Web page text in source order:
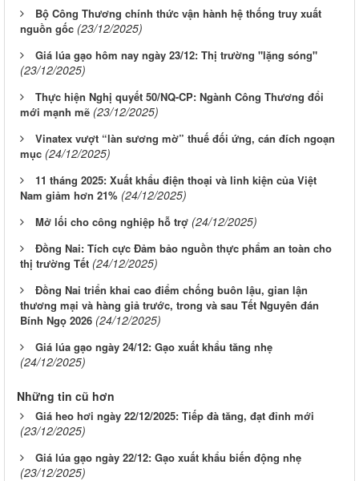
Bộ Công Thương chính thức vận hành hệ thống truy xuất
nguồn gốc (23/12/2025)
Giá lúa gạo hôm nay ngày 23/12: Thị trường "lặng sóng"
(23/12/2025)
Thực hiện Nghị quyết 50/NQ-CP: Ngành Công Thương đổi
mới mạnh mẽ (23/12/2025)
Vinatex vượt “làn sương mờ” thuế đối ứng, cán đích ngoạn
mục (24/12/2025)
11 tháng 2025: Xuất khẩu điện thoại và linh kiện của Việt
Nam giảm hơn 21% (24/12/2025)
Mở lối cho công nghiệp hỗ trợ (24/12/2025)
Đồng Nai: Tích cực Đảm bảo nguồn thực phẩm an toàn cho
thị trường Tết (24/12/2025)
Đồng Nai triển khai cao điểm chống buôn lậu, gian lận
thương mại và hàng giả trước, trong và sau Tết Nguyên đán
Bính Ngọ 2026 (24/12/2025)
Giá lúa gạo ngày 24/12: Gạo xuất khẩu tăng nhẹ
(24/12/2025)
Những tin cũ hơn
Giá heo hơi ngày 22/12/2025: Tiếp đà tăng, đạt đỉnh mới
(23/12/2025)
Giá lúa gạo ngày 22/12: Gạo xuất khẩu biến động nhẹ
(23/12/2025)